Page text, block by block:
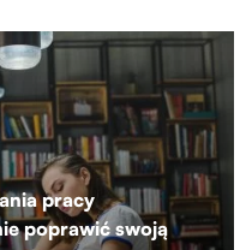
pracy
poprawić swoją